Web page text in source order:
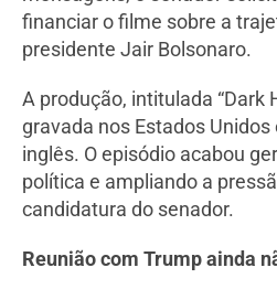
financiar o filme sobre a
presidente Jair Bolsonaro.
A produção, intitulada “Dark
gravada nos Estados
inglês. O episódio acabou
política e ampliando a
candidatura do senador.
Reunião com Trump ainda